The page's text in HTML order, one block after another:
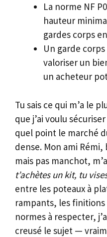
La norme NF
hauteur
gardes corps
Un garde
valoriser un
un acheteur
Tu sais ce qui m’a le
que j’ai voulu
quel point le marché
dense. Mon ami
mais pas manchot,
t’achètes un kit, tu
entre les poteaux à
rampants, les
normes à respecter,
creusé le sujet —